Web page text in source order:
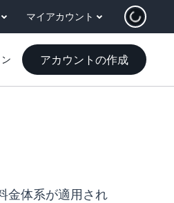
マイアカウント
アカウントの作成
金体系が適用され